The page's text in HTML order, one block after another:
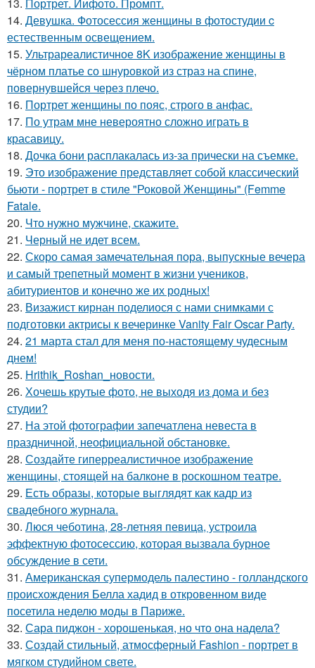
14. Девушка. Фотосессия женщины в фотостудии c
естественным освещением.
15. Ультрареалистичное 8K изображение женщины в
чёрном платье со шнуровкой из страз на спине,
повернувшейся через плечо.
16. Портрет женщины по пояс, строго в анфас.
17. По утрам мне невероятно сложно играть в
красавицу.
18. Дочка бони расплакалась из-за прически на съемке.
19. Это изображение представляет собой классический
бьюти - портрет в стиле "Роковой Женщины" (Femme
Fatale.
20. Что нужно мужчине, скажите.
21. Черный не идет всем.
22. Скоро самая замечательная пора, выпускные вечера
и самый трепетный момент в жизни учеников,
абитуриентов и конечно же их родных!
23. Визажист кирнан поделиося с нами снимками с
подготовки актрисы к вечеринке Vanity Fair Oscar Party.
24. 21 марта стал для меня по-настоящему чудесным
днем!
25. Hrithik_Roshan_новости.
26. Хочешь крутые фото, не выходя из дома и без
студии?
27. На этой фотографии запечатлена невеста в
праздничной, неофициальной обстановке.
28. Создайте гиперреалистичное изображение
женщины, стоящей на балконе в роскошном театре.
29. Есть образы, которые выглядят как кадр из
свадебного журнала.
30. Люся чеботина, 28-летняя певица, устроила
эффектную фотосессию, которая вызвала бурное
обсуждение в сети.
31. Американская супермодель палестино - голландского
происхождения Белла хадид в откровенном виде
посетила неделю моды в Париже.
32. Сара пиджон - хорошенькая, но что она надела?
33. Создай стильный, атмосферный Fashion - портрет в
мягком студийном свете.